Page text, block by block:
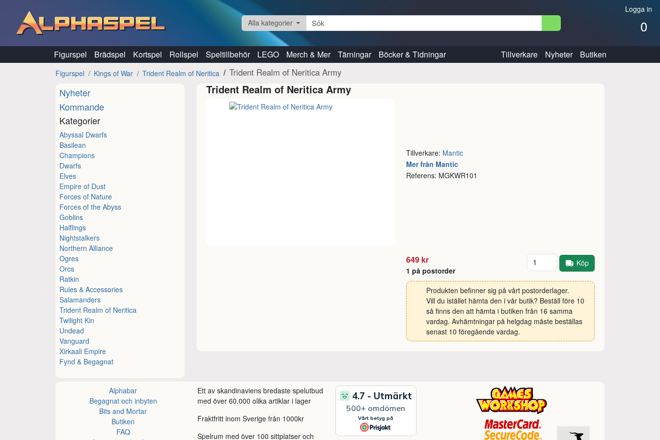
Logga in
0
Alla kategorier
Figurspel Brädspel Kortspel Rollspel Speltillbehör LEGO Merch & Mer Tärningar Böcker & Tidningar Tillverkare Nyheter Butiken
Figurspel Kings of War Trident Realm of Neritica Trident Realm of Neritica Army
Nyheter
Kommande
Kategorier
Abyssal Dwarfs
Basilean
Champions
Dwarfs
Elves
Empire of Dust
Forces of Nature
Forces of the Abyss
Goblins
Halflings
Nightstalkers
Northern Alliance
Ogres
Orcs
Ratkin
Rules & Accessories
Salamanders
Trident Realm of Neritica
Twilight Kin
Undead
Vanguard
Xirkaali Empire
Fynd & Begagnat
Trident Realm of Neritica Army
Tillverkare: Mantic
Mer från Mantic
Referens: MGKWR101
649 kr
1 på postorder
Antal Köp
Produkten befinner sig på vårt postorderlager.
Vill du istället hämta den i vår butik? Beställ före 10
så finns den att hämta i butiken från 16 samma
vardag. Avhämtningar på helgdag måste beställas
senast 10 föregående vardag.
Alphabar
Begagnat och inbyten
Bits and Mortar
Butiken
FAQ
Ett av skandinaviens bredaste spelutbud
med över 60.000 olika artiklar i lager
Fraktfritt inom Sverige från 1000kr
Spelrum med över 100 sittplatser och